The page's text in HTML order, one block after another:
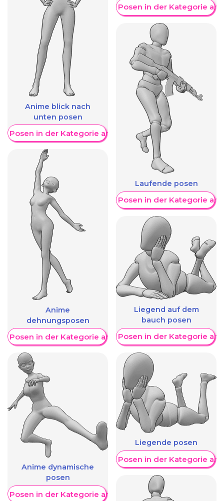
Anime blick nach
unten posen
Posen in der Kategorie anzeigen
Anime
dehnungsposen
Posen in der Kategorie anzeigen
Anime dynamische
posen
Posen in der Kategorie anzeigen
Weitere Posen in der Kategorie
Laufende posen
Weitere Posen in der Kategorie
Liegend auf dem
bauch posen
Weitere Posen in der Kategorie
Liegende posen
Weitere Posen in der Kategorie